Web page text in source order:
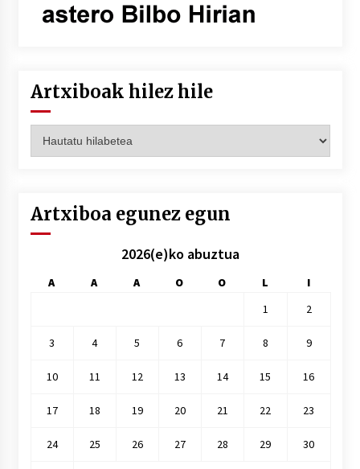
Artxiboak hilez hile
hilez
Artxiboa egunez egun
2026(e)ko abuztua
A A A O O L
I
1
2
3 4 5 6 7 8 9
10 11 12 13 14 15 16
17 18 19 20 21 22 23
24 25 26 27 28 29 30